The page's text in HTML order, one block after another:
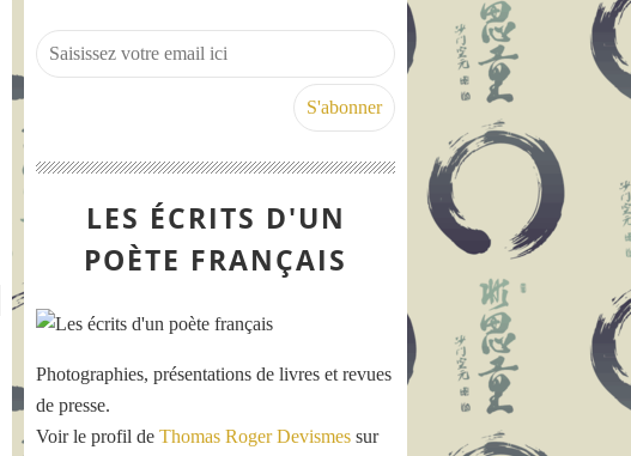
LES ÉCRITS D'UN
POÈTE FRANÇAIS
Photographies, présentations de livres et revues
de presse.
Voir le profil de Thomas Roger Devismes sur